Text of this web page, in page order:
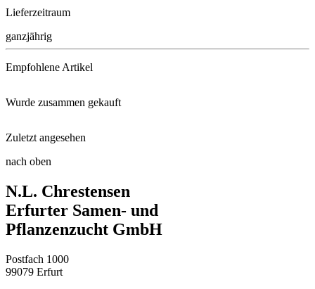
Lieferzeitraum
ganzjährig
Empfohlene Artikel
Wurde zusammen gekauft
Buschbohnen Wachs Beste von Al ...
Buschbohne Jutta
Speisekohlrüben Wilhelmsburger ...
Zuletzt angesehen
Zier-/Speisekürbis Jet Set F1
nach oben
N.L. Chrestensen
Erfurter Samen- und
Pflanzenzucht GmbH
Postfach 1000
99079 Erfurt